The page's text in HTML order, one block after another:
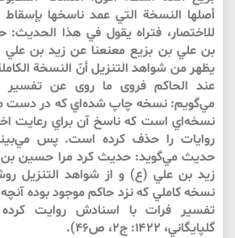
أصلها النسخة التي عمد ناسخها بإسقاط
للاختصار، فتراه يقول في هذا
بن علي بن بزيع معنعنا عن زيد بن علي
يظهر من شواهد التنزيل أنّ النسخة
عند الحاكم فروى ما روى عن تفسير
مي‌‌گويم: نسخه چاپ شده‌‌اي كه در دست
نسخه‌‌اي است كه ناسخ آن براي رعايت
روايات را حذف كرده است. پس
حديث مي‌‌گويد: حديث كرد مرا حسين بن
زيد بن علي (ع) و از شواهد التنزيل
نسخه كاملي كه نزد حاكم موجود بوده آنچه
تفسير فرات با اسنادش روايت
گلپايگاني، ۱۴۲۲: ج۲، ص۴۶).